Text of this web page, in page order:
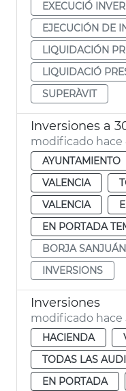
EXECUCIÓ
EJECUCIÓN DE
LIQUIDACIÓN
LIQUIDACIÓ
SUPERÀVIT
Inversiones a
modificado hace
AYUNTAMIENTO
VALENCIA
VALENCIA
EN PORTADA
BORJA SANJUÁN
INVERSIONS
Inversiones
modificado hace
HACIENDA
TODAS LAS
EN PORTADA